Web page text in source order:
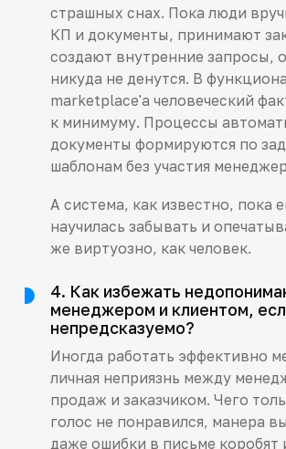
страшных снах. Пока люди
КП и документы, принимают
создают внутренние запросы,
никуда не денутся. В
marketplace'а человеческий
к минимуму. Процессы
документы формируются по
шаблонам без участия
А система, как известно, пока
научилась забывать и
же виртуозно, как человек.
4. Как избежать
менеджером и клиентом,
непредсказуемо?
Иногда работать эффективно
личная неприязнь между
продаж и заказчиком. Чего
голос не понравился, манера
даже ошибки в письме коробят